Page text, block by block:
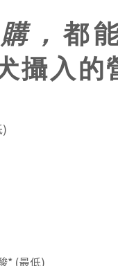
， 都
攝入的
)
* (最低)